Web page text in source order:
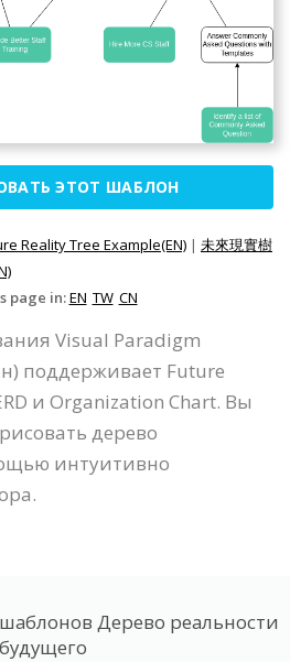
ЭТОТ ШАБЛОН
Reality Tree Example(EN) | 未來現實樹
page in:EN TW CN
Visual Paradigm
поддерживает Future
и Organization Chart. Вы
дерево
интуитивно
Дерево реальности
будущего